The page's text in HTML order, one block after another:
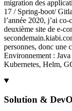
migration des
17 / Spring-boot/
l’année 2020, j’ai
deuxième site de e-
personnes, donc une
Environnement :
Kubernetes, Helm,
Solution &